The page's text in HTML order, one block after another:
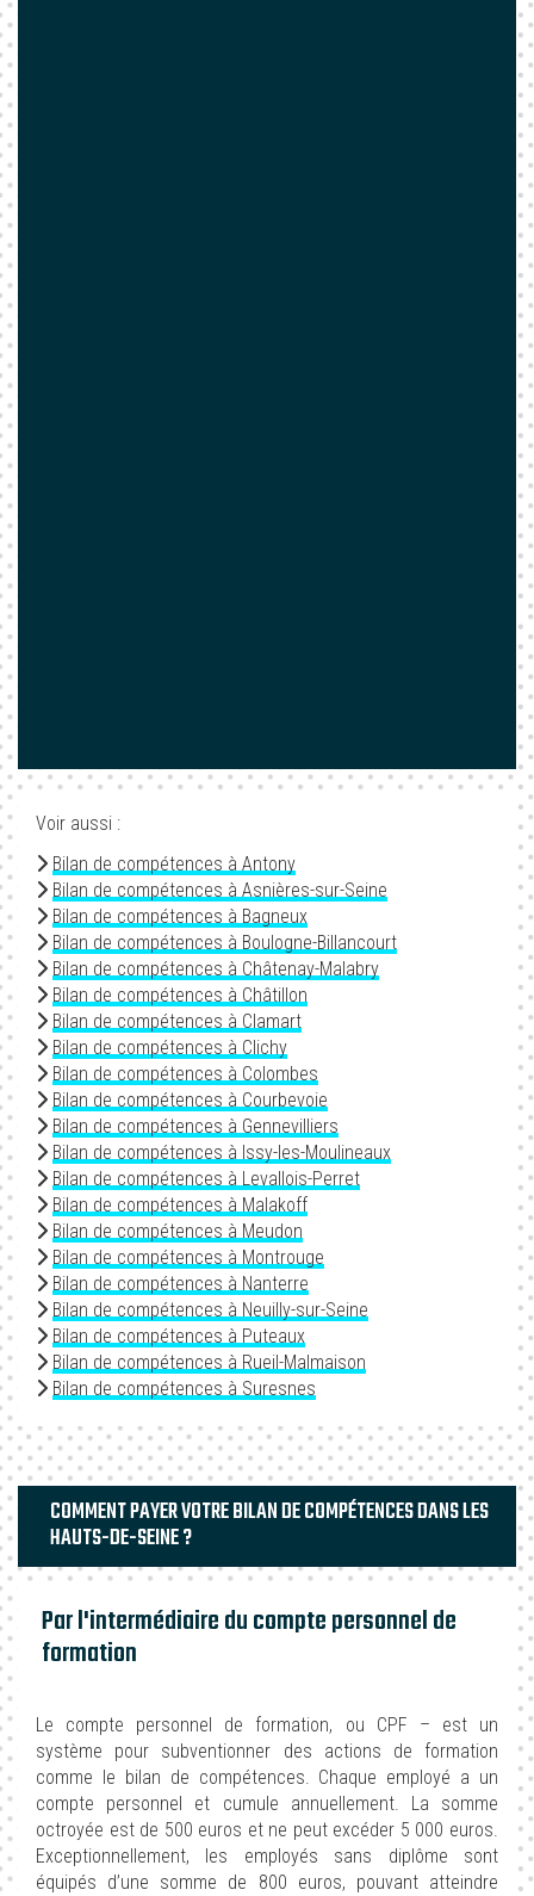
Voir aussi :
Bilan de compétences à Antony
Bilan de compétences à Asnières-sur-Seine
Bilan de compétences à Bagneux
Bilan de compétences à Boulogne-Billancourt
Bilan de compétences à Châtenay-Malabry
Bilan de compétences à Châtillon
Bilan de compétences à Clamart
Bilan de compétences à Clichy
Bilan de compétences à Colombes
Bilan de compétences à Courbevoie
Bilan de compétences à Gennevilliers
Bilan de compétences à Issy-les-Moulineaux
Bilan de compétences à Levallois-Perret
Bilan de compétences à Malakoff
Bilan de compétences à Meudon
Bilan de compétences à Montrouge
Bilan de compétences à Nanterre
Bilan de compétences à Neuilly-sur-Seine
Bilan de compétences à Puteaux
Bilan de compétences à Rueil-Malmaison
Bilan de compétences à Suresnes
COMMENT PAYER VOTRE BILAN DE COMPÉTENCES DANS LES
HAUTS-DE-SEINE ?
Par l'intermédiaire du compte personnel de
formation
Le compte personnel de formation, ou CPF – est un
système pour subventionner des actions de formation
comme le bilan de compétences. Chaque employé a un
compte personnel et cumule annuellement. La somme
octroyée est de 500 euros et ne peut excéder 5 000 euros.
Exceptionnellement, les employés sans diplôme sont
équipés d’une somme de 800 euros, pouvant atteindre